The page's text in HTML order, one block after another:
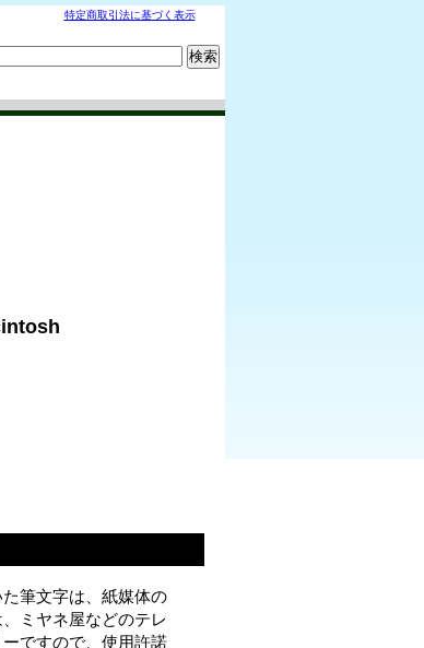
特定商取引法に基づく表示
筆文字は、紙媒体の
ミヤネ屋などのテレ
ですので、使用許諾